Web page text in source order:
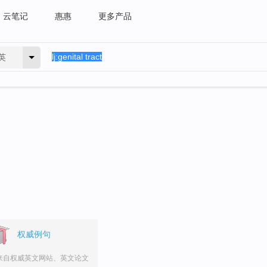
云笔记 惠惠 更多产品
权威例句
自权威英文网站、英文论文